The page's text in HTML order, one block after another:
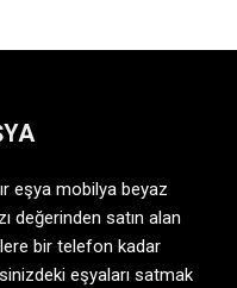
eşya mobilya beyaz
değerinden satın alan
bir telefon kadar
eşyaları satmak